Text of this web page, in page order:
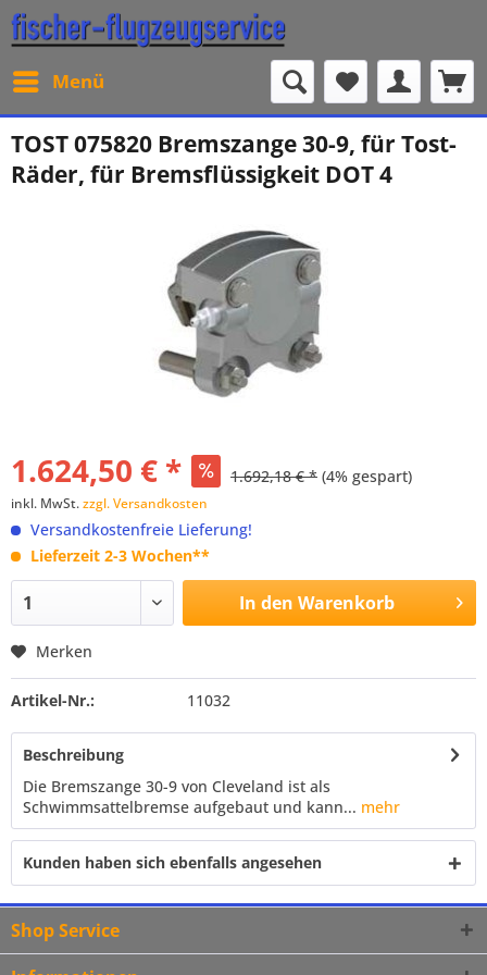
Menü
TOST 075820 Bremszange 30-9, für Tost-
Räder, für Bremsflüssigkeit DOT 4
1.624,50 € * 1.692,18 € * (4% gespart)
inkl. MwSt.zzgl. Versandkosten
Versandkostenfreie Lieferung!
Lieferzeit 2-3 Wochen**
In den Warenkorb
Merken
Artikel-Nr.: 11032
Beschreibung
Die Bremszange 30-9 von Cleveland ist als
Schwimmsattelbremse aufgebaut und kann... mehr
Kunden haben sich ebenfalls angesehen
Shop Service